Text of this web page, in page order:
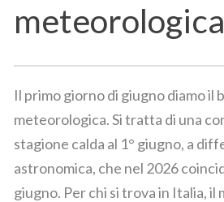
meteorologica
Il primo giorno di giugno diamo il
meteorologica. Si tratta di una
stagione calda al 1° giugno, a
astronomica, che nel 2026
giugno. Per chi si trova in Italia, il